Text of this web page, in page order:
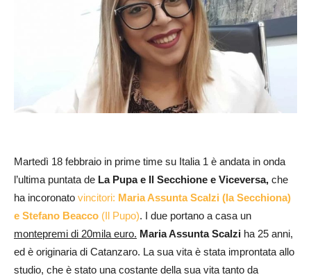
Martedì 18 febbraio in prime time su Italia 1 è andata in onda
l’ultima puntata de La Pupa e Il Secchione e Viceversa, che
ha incoronato vincitori: Maria Assunta Scalzi (la Secchiona)
e Stefano Beacco (Il Pupo). I due portano a casa un
montepremi di 20mila euro. Maria Assunta Scalzi ha 25 anni,
ed è originaria di Catanzaro. La sua vita è stata improntata allo
studio, che è stato una costante della sua vita tanto da